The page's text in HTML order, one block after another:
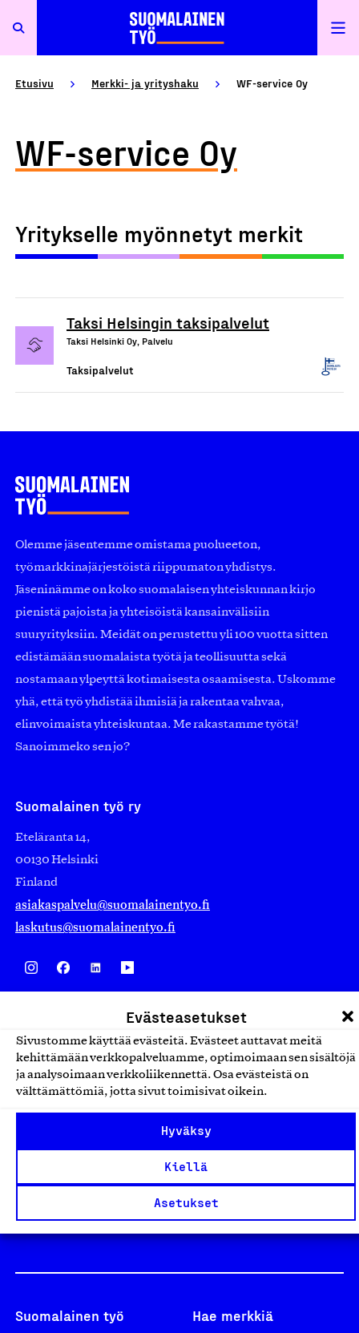
Evästeasetukset
Sivustomme käyttää evästeitä. Evästeet auttavat meitä
kehittämään verkkopalveluamme, optimoimaan sen sisältöjä
ja analysoimaan verkkoliikennettä. Osa evästeistä on
välttämättömiä, jotta sivut toimisivat oikein.
Hyväksy
Kiellä
Asetukset
Etusivu Merkki- ja yrityshaku WF-service Oy
WF-service Oy
Yritykselle myönnetyt merkit
Taksi Helsingin taksipalvelut
Taksi Helsinki Oy, Palvelu
Taksipalvelut
Olemme jäsentemme omistama puolueeton,
työmarkkinajärjestöistä riippumaton yhdistys.
Jäseninämme on koko suomalaisen yhteiskunnan kirjo
pienistä pajoista ja yhteisöistä kansainvälisiin
suuryrityksiin. Meidät on perustettu yli 100 vuotta sitten
edistämään suomalaista työtä ja teollisuutta sekä
nostamaan ylpeyttä kotimaisesta osaamisesta. Uskomme
yhä, että työ yhdistää ihmisiä ja rakentaa vahvaa,
elinvoimaista yhteiskuntaa. Me rakastamme työtä!
Sanoimmeko sen jo?
Suomalainen työ ry
Eteläranta 14,
00130 Helsinki
Finland
asiakaspalvelu@suomalainentyo.fi
laskutus@suomalainentyo.fi
Design From Finland
Yhteiskunnallinen Yritys -merkki
Suomalainen työ Hae merkkiä